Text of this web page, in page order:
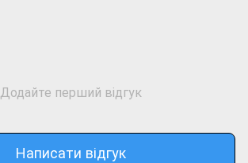
Додайте перший відгук
Написати відгук